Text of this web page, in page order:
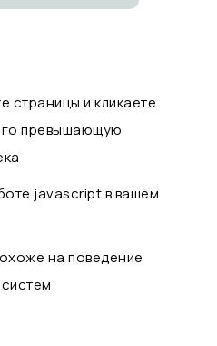
страницы и кликаете
превышающую
javascript в вашем
на поведение